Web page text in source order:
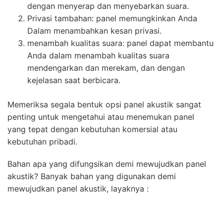
dengan menyerap dan menyebarkan suara.
Privasi tambahan: panel memungkinkan Anda
Dalam menambahkan kesan privasi.
menambah kualitas suara: panel dapat membantu
Anda dalam menambah kualitas suara
mendengarkan dan merekam, dan dengan
kejelasan saat berbicara.
Memeriksa segala bentuk opsi panel akustik sangat
penting untuk mengetahui atau menemukan panel
yang tepat dengan kebutuhan komersial atau
kebutuhan pribadi.
Bahan apa yang difungsikan demi mewujudkan panel
akustik? Banyak bahan yang digunakan demi
mewujudkan panel akustik, layaknya :